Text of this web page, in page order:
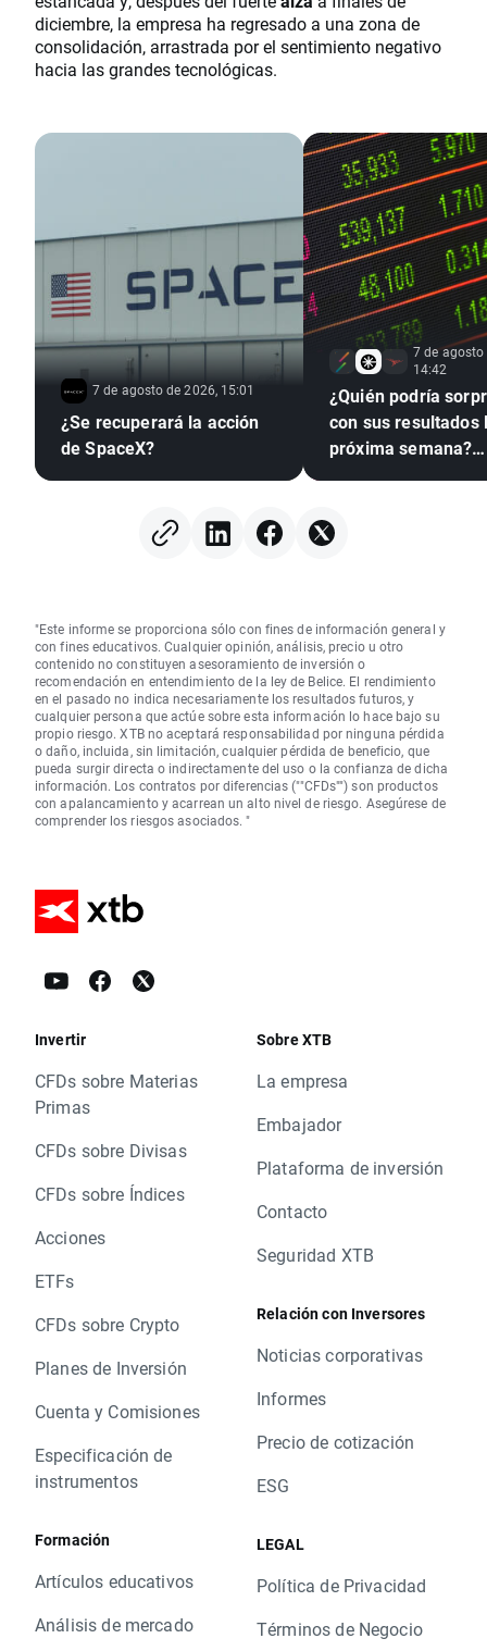
diciembre, la empresa ha regresado a una zona de
consolidación, arrastrada por el sentimiento negativo
hacia las grandes tecnológicas.
7 de agosto de 2026, 15:01
¿Se recuperará la acción
de SpaceX?
7 de agosto
14:42
¿Quién podría
con sus resultados
próxima semana?
"Este informe se proporciona sólo con fines de información general y
con fines educativos. Cualquier opinión, análisis, precio u otro
contenido no constituyen asesoramiento de inversión o
recomendación en entendimiento de la ley de Belice. El rendimiento
en el pasado no indica necesariamente los resultados futuros, y
cualquier persona que actúe sobre esta información lo hace bajo su
propio riesgo. XTB no aceptará responsabilidad por ninguna pérdida
o daño, incluida, sin limitación, cualquier pérdida de beneficio, que
pueda surgir directa o indirectamente del uso o la confianza de dicha
información. Los contratos por diferencias (""CFDs"") son productos
con apalancamiento y acarrean un alto nivel de riesgo. Asegúrese de
comprender los riesgos asociados. "
Invertir
CFDs sobre Materias
Primas
CFDs sobre Divisas
CFDs sobre Índices
Acciones
ETFs
CFDs sobre Crypto
Planes de Inversión
Cuenta y Comisiones
Especificación de
instrumentos
Formación
Artículos educativos
Análisis de mercado
Sobre XTB
La empresa
Embajador
Plataforma de inversión
Contacto
Seguridad XTB
Relación con Inversores
Noticias corporativas
Informes
Precio de cotización
ESG
LEGAL
Política de Privacidad
Términos de Negocio